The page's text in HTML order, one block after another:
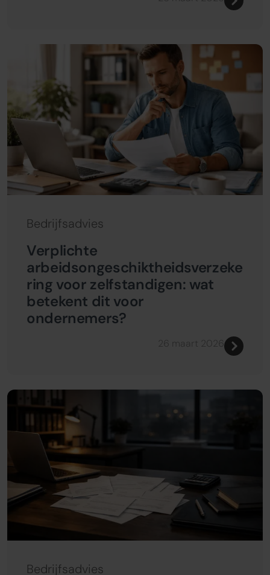
Bedrijfsadvies
Verplichte
arbeidsongeschiktheidsverzeke
ring voor zelfstandigen: wat
betekent dit voor
ondernemers?
Bedrijfsadvies